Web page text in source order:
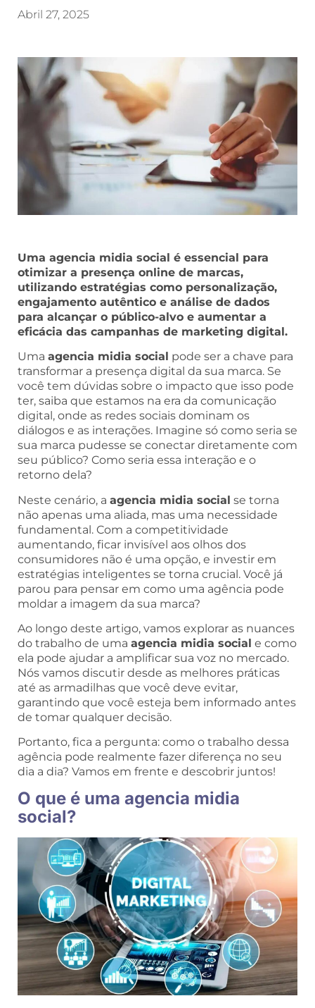
Abril 27, 2025
Uma agencia midia social é essencial para
otimizar a presença online de marcas,
utilizando estratégias como personalização,
engajamento autêntico e análise de dados
para alcançar o público-alvo e aumentar a
eficácia das campanhas de marketing digital.
Uma agencia midia social pode ser a chave para
transformar a presença digital da sua marca. Se
você tem dúvidas sobre o impacto que isso pode
ter, saiba que estamos na era da comunicação
digital, onde as redes sociais dominam os
diálogos e as interações. Imagine só como seria se
sua marca pudesse se conectar diretamente com
seu público? Como seria essa interação e o
retorno dela?
Neste cenário, a agencia midia social se torna
não apenas uma aliada, mas uma necessidade
fundamental. Com a competitividade
aumentando, ficar invisível aos olhos dos
consumidores não é uma opção, e investir em
estratégias inteligentes se torna crucial. Você já
parou para pensar em como uma agência pode
moldar a imagem da sua marca?
Ao longo deste artigo, vamos explorar as nuances
do trabalho de uma agencia midia social e como
ela pode ajudar a amplificar sua voz no mercado.
Nós vamos discutir desde as melhores práticas
até as armadilhas que você deve evitar,
garantindo que você esteja bem informado antes
de tomar qualquer decisão.
Portanto, fica a pergunta: como o trabalho dessa
agência pode realmente fazer diferença no seu
dia a dia? Vamos em frente e descobrir juntos!
O que é uma agencia midia
social?